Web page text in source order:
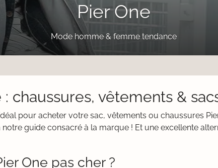
Pier One
Mode homme & femme tendance
chaussures, vêtements &
pour acheter votre sac, vêtements ou chaussures
guide consacré à la marque ! Et une excellente
One pas cher ?